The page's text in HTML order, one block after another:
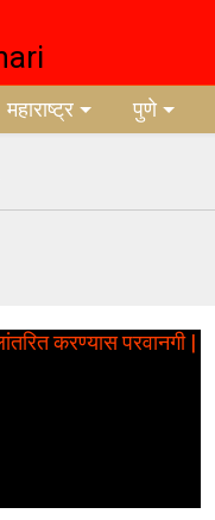
महाराष्ट्र पुणे